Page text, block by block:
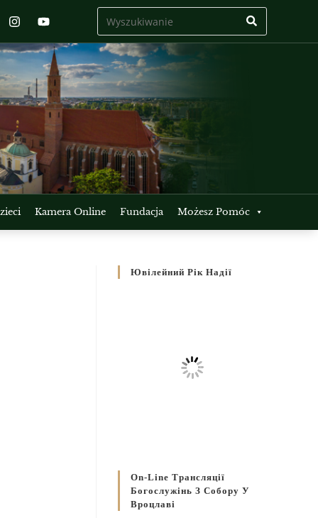
Kamera Online Fundacja Możesz Pomóc
Ювілейний Рік Надії
On-Line Трансляції
Богослужінь З Собору У
Вроцлаві